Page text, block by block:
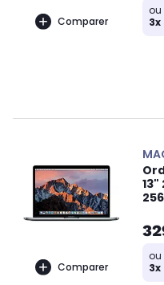
Comparer
ou
3x
Comparer
13"
ou
3x